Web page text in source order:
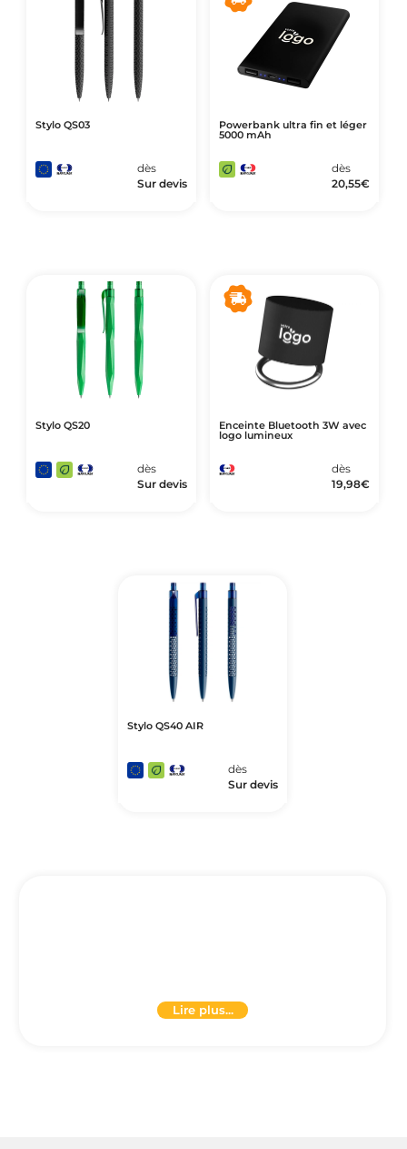
Stylo QS03
dès
Sur devis
Powerbank ultra fin et léger
5000 mAh
dès
20,55€
Stylo QS20
dès
Sur devis
Enceinte Bluetooth 3W avec
logo lumineux
dès
19,98€
Stylo QS40 AIR
dès
Sur devis
Lire plus...